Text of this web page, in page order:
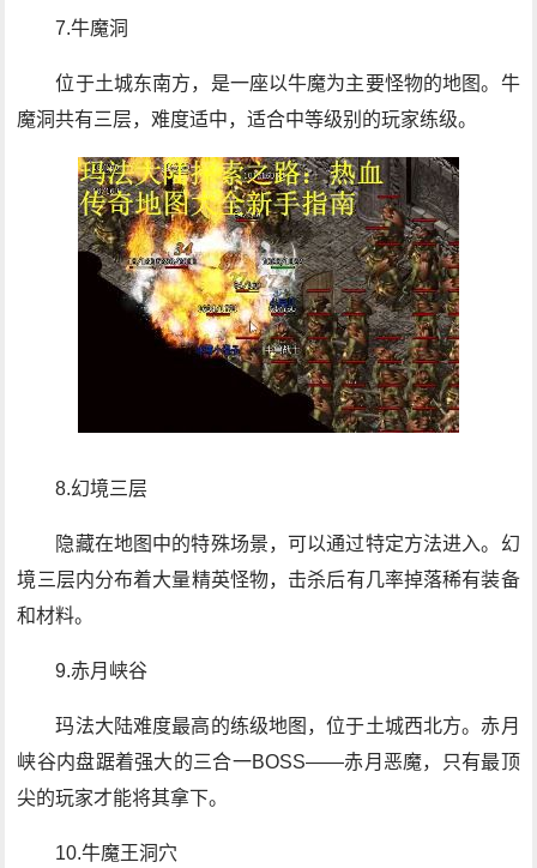
7.牛魔洞
位于土城东南方，是一座以牛魔为主要怪物的地图。牛
魔洞共有三层，难度适中，适合中等级别的玩家练级。
8.幻境三层
隐藏在地图中的特殊场景，可以通过特定方法进入。幻
境三层内分布着大量精英怪物，击杀后有几率掉落稀有装备
和材料。
9.赤月峡谷
玛法大陆难度最高的练级地图，位于土城西北方。赤月
峡谷内盘踞着强大的三合一BOSS——赤月恶魔，只有最顶
尖的玩家才能将其拿下。
10.牛魔王洞穴